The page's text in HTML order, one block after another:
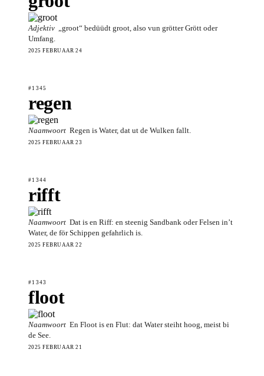
Adjektiv
„groot“ bedüüdt groot, also vun grötter Grött oder
Umfang.
2025 FEBRUAAR 24
#1345
regen
Naamwoort Regen is Water, dat ut de Wulken fallt.
2025 FEBRUAAR 23
#1344
rifft
Naamwoort Dat is en Riff: en steenig Sandbank oder Felsen in’t
Water, de för Schippen gefahrlich is.
2025 FEBRUAAR 22
#1343
floot
Naamwoort En Floot is en Flut: dat Water steiht hoog, meist bi
de See.
2025 FEBRUAAR 21